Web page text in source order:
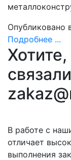
Опубликовано
Подробнее ...
В работе с
отличает
выполнения